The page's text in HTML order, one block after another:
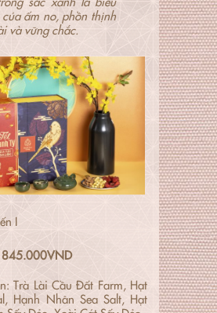
ấm no, phồn thịnh
và vững chắc.
I
845.000VND
Trà Lài Cầu Đất Farm, Hạt
Hạnh Nhân Sea Salt, Hạt